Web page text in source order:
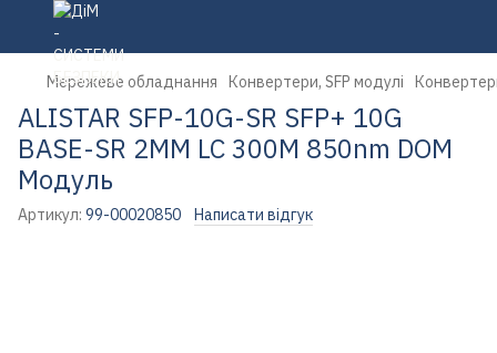
Мережеве обладнання Конвертери, SFP модулі
ALISTAR SFP-10G-SR SFP+ 10G
BASE-SR 2MM LC 300M 850nm DOM
Модуль
Артикул: 99-00020850 Написати відгук